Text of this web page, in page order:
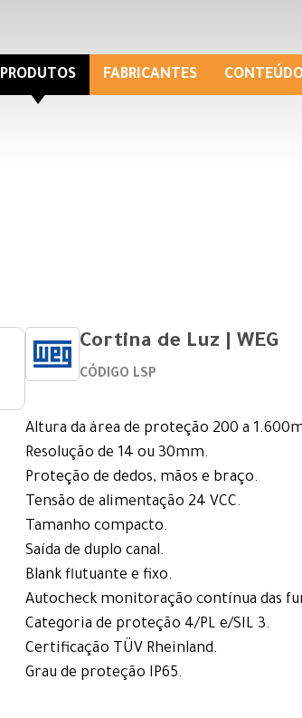
PRODUTOS FABRICANTES
Cortina de Luz | WEG
CÓDIGO LSP
Altura da área de proteção 200 a
Resolução de 14 ou 30mm.
Proteção de dedos, mãos e braço.
Tensão de alimentação 24 VCC.
Tamanho compacto.
Saída de duplo canal.
Blank flutuante e fixo.
Autocheck monitoração contínua das
Categoria de proteção 4/PL e/SIL 3.
Certificação TÜV Rheinland.
Grau de proteção IP65.